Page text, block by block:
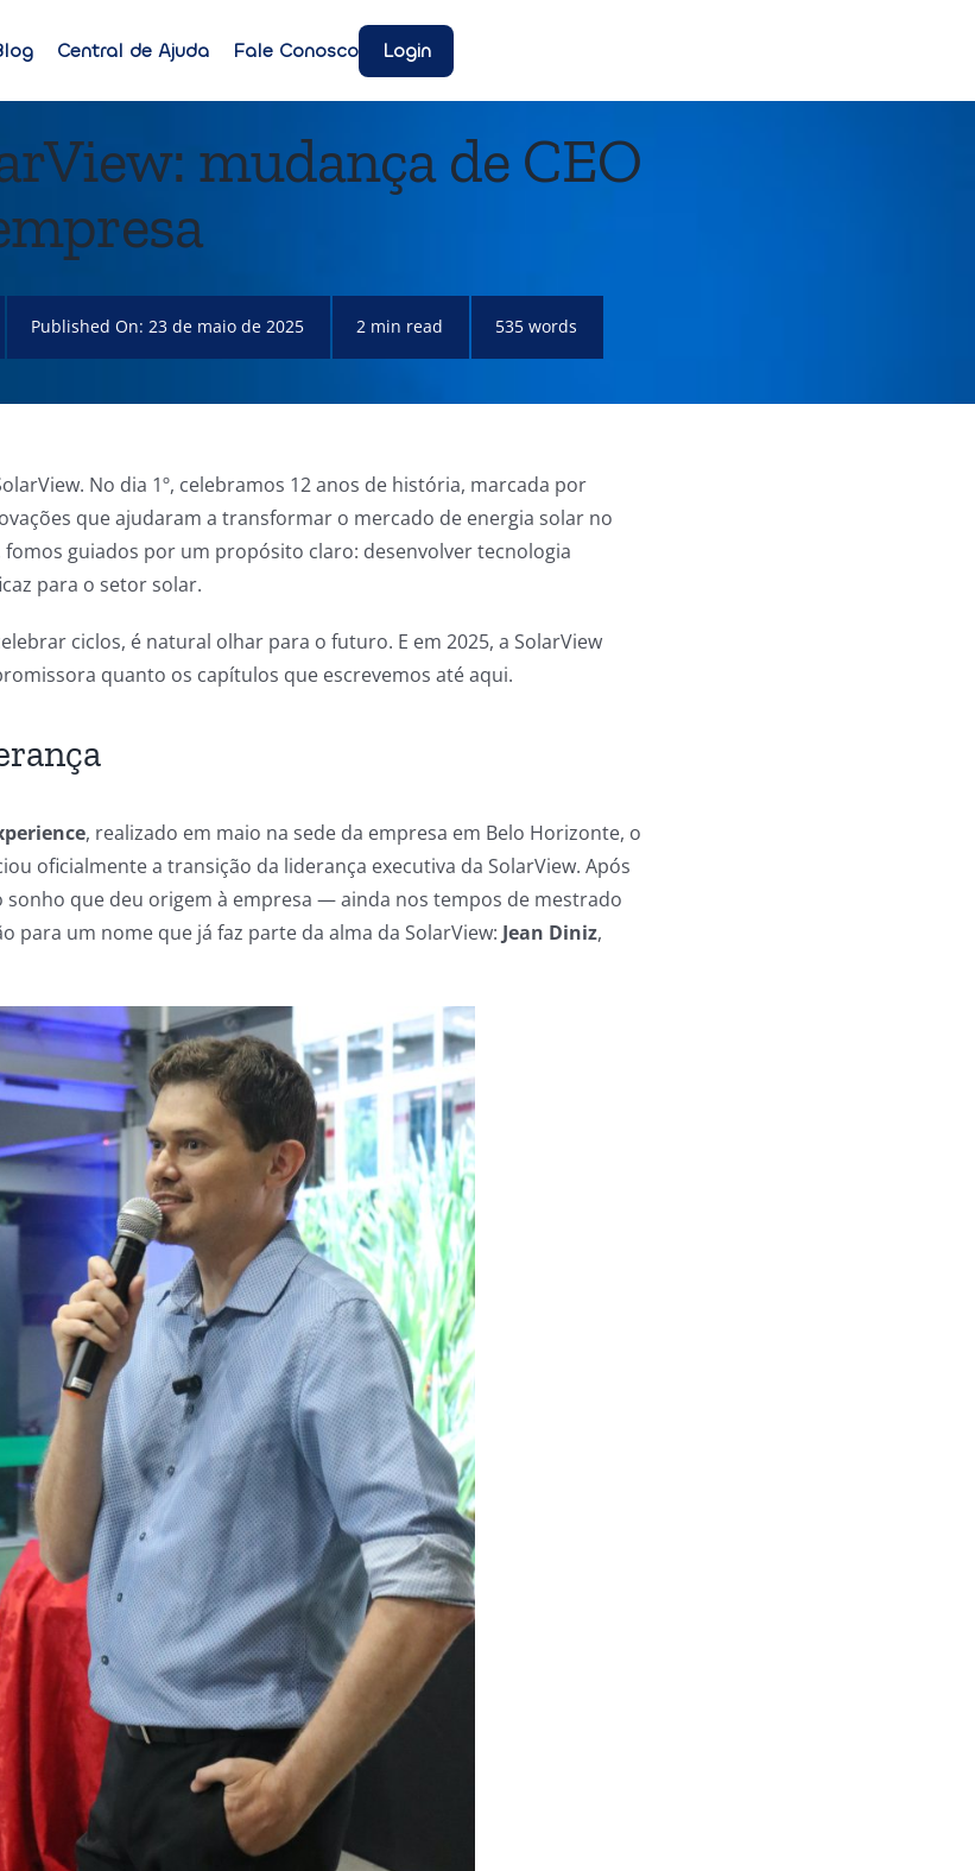
Central de Ajuda Fale Conosco Login
mudança de CEO
Published On: 23 de maio de 2025 2 min read 535 words
No dia 1º, celebramos 12 anos de história, marcada por
que ajudaram a transformar o mercado de energia solar no
guiados por um propósito claro: desenvolver tecnologia
para o setor solar.
ciclos, é natural olhar para o futuro. E em 2025, a SolarView
quanto os capítulos que escrevemos até aqui.
, realizado em maio na sede da empresa em Belo Horizonte, o
oficialmente a transição da liderança executiva da SolarView. Após
sonho que deu origem à empresa — ainda nos tempos de mestrado
para um nome que já faz parte da alma da SolarView: Jean Diniz,